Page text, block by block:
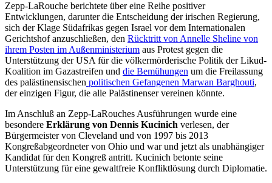
Zepp-LaRouche berichtete über eine Reihe positiver
Entwicklungen, darunter die Entscheidung der irischen Regierung,
sich der Klage Südafrikas gegen Israel vor dem Internationalen
Gerichtshof anzuschließen, den Rücktritt von Annelle Sheline von
ihrem Posten im Außenministerium aus Protest gegen die
Unterstützung der USA für die völkermörderische Politik der Likud-
Koalition im Gazastreifen und die Bemühungen um die Freilassung
des palästinensischen politischen Gefangenen Marwan Barghouti,
der einzigen Figur, die alle Palästinenser vereinen könnte.
Im Anschluß an Zepp-LaRouches Ausführungen wurde eine
besondere Erklärung von Dennis Kucinich verlesen, der
Bürgermeister von Cleveland und von 1997 bis 2013
Kongreßabgeordneter von Ohio und war und jetzt als unabhängiger
Kandidat für den Kongreß antritt. Kucinich betonte seine
Unterstützung für eine gewaltfreie Konfliktlösung durch Diplomatie.